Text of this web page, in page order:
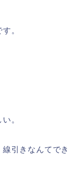
。
。
引きなんてでき